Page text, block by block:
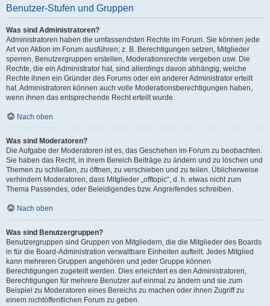
Benutzer-Stufen und Gruppen
Was sind Administratoren?
Administratoren haben die umfassendsten Rechte im Forum. Sie können jede
Art von Aktion im Forum ausführen; z. B. Berechtigungen setzen, Mitglieder
sperren, Benutzergruppen erstellen, Moderationsrechte vergeben usw. Die
Rechte, die ein Administrator hat, sind allerdings davon abhängig, welche
Rechte ihnen ein Gründer des Forums oder ein anderer Administrator erteilt
hat. Administratoren können auch volle Moderationsberechtigungen haben,
wenn ihnen das entsprechende Recht erteilt wurde.
Nach oben
Was sind Moderatoren?
Die Aufgabe der Moderatoren ist es, das Geschehen im Forum zu beobachten.
Sie haben das Recht, in ihrem Bereich Beiträge zu ändern und zu löschen und
Themen zu schließen, zu öffnen, zu verschieben und zu teilen. Üblicherweise
verhindern Moderatoren, dass Mitglieder „offtopic“, d. h. etwas nicht zum
Thema Passendes, oder Beleidigendes bzw. Angreifendes schreiben.
Nach oben
Was sind Benutzergruppen?
Benutzergruppen sind Gruppen von Mitgliedern, die die Mitglieder des Boards
in für die Board-Administration verwaltbare Einheiten aufteilt. Jedes Mitglied
kann mehreren Gruppen angehören und jeder Gruppe können
Berechtigungen zugeteilt werden. Dies erleichtert es den Administratoren,
Berechtigungen für mehrere Benutzer auf einmal zu ändern und sie zum
Beispiel zu Moderatoren eines Bereichs zu machen oder ihnen Zugriff zu
einem nichtöffentlichen Forum zu geben.